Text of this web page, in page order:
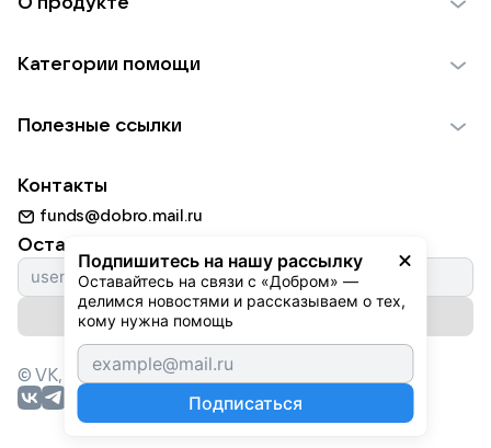
Подпишитесь на нашу рассылку
Оставайтесь на связи с «Добром» —
делимся новостями и рассказываем о тех,
кому нужна помощь
Подписаться
Использование материалов
Для НКО
Партнерам
Категории помощи
Пожилым
Животным
Природе
Культуре
Фондам
Полезные ссылки
Добрый день
Истории
Автоплатежи
Контакты
funds@dobro.mail.ru
Оставайтесь с нами
Подписаться на рассылку
© VK, 2026г. Все права защищены.